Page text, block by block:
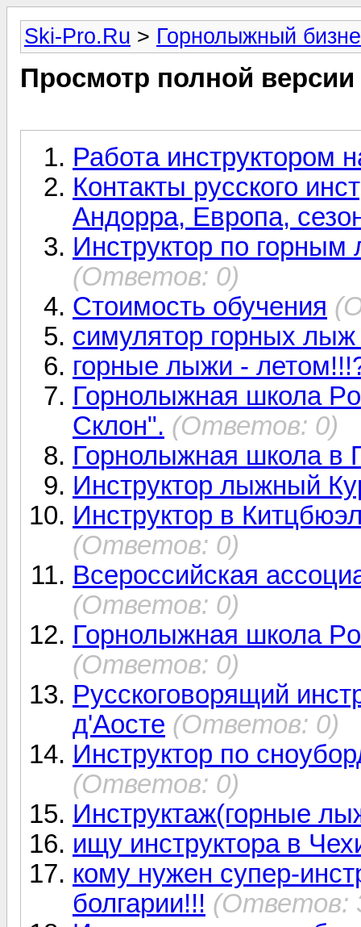
Ski-Pro.Ru > Горнолыжный
Просмотр полной
Работа инструктором
Контакты русского
Андорра, Европа,
Инструктор по
(Ответов: 0)
Стоимость обучения
симулятор горных
горные лыжи -
Горнолыжная школа
Склон". (Ответов: 0)
Горнолыжная школа в
Инструктор лыжный
Инструктор в
(Ответов: 0)
Всероссийская
(Ответов: 0)
Горнолыжная школа
(Ответов: 0)
Русскоговорящий
д'Аосте (Ответов: 0)
Инструктор по
(Ответов: 0)
Инструктаж(горные
ищу инструктора в
кому нужен супер-
болгарии!!! (Ответов: